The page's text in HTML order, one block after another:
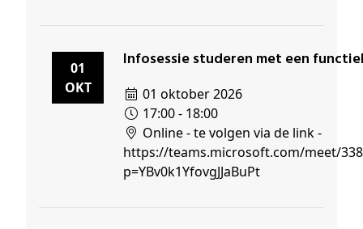
01
OKT
Infosessie studeren met een
01 oktober 2026
17:00 - 18:00
Online - te volgen via de link -
https://teams.microsoft.com/meet/
p=YBv0k1YfovgJJaBuPt